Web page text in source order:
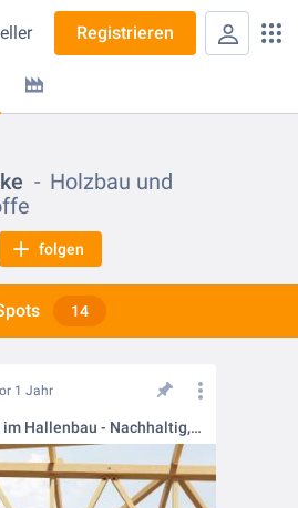
Registrieren
Holzbau und
folgen
14
1 Jahr
Die Revolution im Hallenbau - Nachhaltig, wirtschaftlich, innovativ!